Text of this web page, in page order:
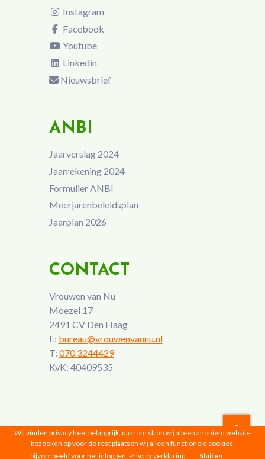
Instagram
Facebook
Youtube
Linkedin
Nieuwsbrief
ANBI
Jaarverslag 2024
Jaarrekening 2024
Formulier ANBI
Meerjarenbeleidsplan
Jaarplan 2026
CONTACT
Vrouwen van Nu
Moezel 17
2491 CV Den Haag
E: bureau@vrouwenvannu.nl
T: 070 3244429
KvK: 40409535
Vrouwen van Nu © 2026 |Privacyverklaring
Wij vinden privacy heel belangrijk, daarom slaan wij alleen anoniem website
bezoeken op voor de rest plaatsen wij alleen functionele cookies,
bijvoorbeeld voor het inloggen. Privacy verklaring Sluiten